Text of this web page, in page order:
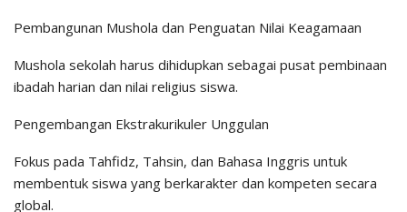
Pembangunan Mushola dan Penguatan Nilai Keagamaan
Mushola sekolah harus dihidupkan sebagai pusat pembinaan
ibadah harian dan nilai religius siswa.
Pengembangan Ekstrakurikuler Unggulan
Fokus pada Tahfidz, Tahsin, dan Bahasa Inggris untuk
membentuk siswa yang berkarakter dan kompeten secara
global.